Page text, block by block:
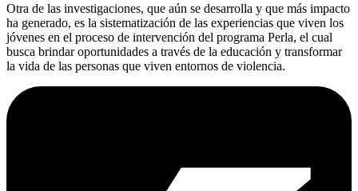
Otra de las investigaciones, que aún se desarrolla y que más impacto
ha generado, es la sistematización de las experiencias que viven los
jóvenes en el proceso de intervención del programa Perla, el cual
busca brindar oportunidades a través de la educación y transformar
la vida de las personas que viven entornos de violencia.